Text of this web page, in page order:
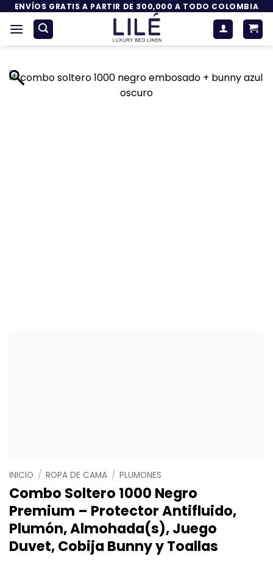
Saltar
contenido
ENVÍOS GRATIS A PARTIR DE 300,000 A TODO COLOMBIA
INICIO / ROPA DE CAMA / PLUMONES
Combo Soltero 1000 Negro
Premium – Protector Antifluido,
Plumón, Almohada(s), Juego
Duvet, Cobija Bunny y Toallas